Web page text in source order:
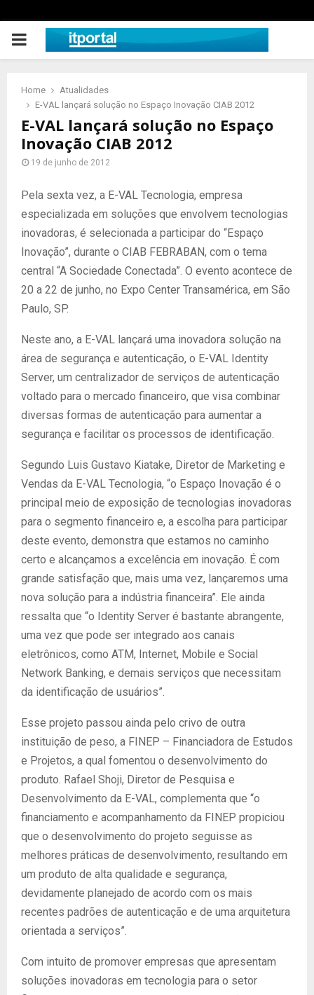
PRIMARY
Home
Atualidades
E-VAL lançará solução no Espaço Inovação CIAB 2012
E-VAL lançará solução no Espaço
Inovação CIAB 2012
19 de junho de 2012
Pela sexta vez, a E-VAL Tecnologia, empresa
especializada em soluções que envolvem tecnologias
inovadoras, é selecionada a participar do “Espaço
Inovação”, durante o CIAB FEBRABAN, com o tema
central “A Sociedade Conectada”. O evento acontece de
20 a 22 de junho, no Expo Center Transamérica, em São
Paulo, SP.
Neste ano, a E-VAL lançará uma inovadora solução na
área de segurança e autenticação, o E-VAL Identity
Server, um centralizador de serviços de autenticação
voltado para o mercado financeiro, que visa combinar
diversas formas de autenticação para aumentar a
segurança e facilitar os processos de identificação.
Segundo Luis Gustavo Kiatake, Diretor de Marketing e
Vendas da E-VAL Tecnologia, “o Espaço Inovação é o
principal meio de exposição de tecnologias inovadoras
para o segmento financeiro e, a escolha para participar
deste evento, demonstra que estamos no caminho
certo e alcançamos a excelência em inovação. É com
grande satisfação que, mais uma vez, lançaremos uma
nova solução para a indústria financeira”. Ele ainda
ressalta que “o Identity Server é bastante abrangente,
uma vez que pode ser integrado aos canais
eletrônicos, como ATM, Internet, Mobile e Social
Network Banking, e demais serviços que necessitam
da identificação de usuários”.
Esse projeto passou ainda pelo crivo de outra
instituição de peso, a FINEP – Financiadora de Estudos
e Projetos, a qual fomentou o desenvolvimento do
produto. Rafael Shoji, Diretor de Pesquisa e
Desenvolvimento da E-VAL, complementa que “o
financiamento e acompanhamento da FINEP propiciou
que o desenvolvimento do projeto seguisse as
melhores práticas de desenvolvimento, resultando em
um produto de alta qualidade e segurança,
devidamente planejado de acordo com os mais
recentes padrões de autenticação e de uma arquitetura
orientada a serviços”.
Com intuito de promover empresas que apresentam
soluções inovadoras em tecnologia para o setor